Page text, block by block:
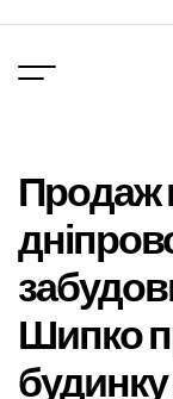
вмісту
Продаж
Шипко